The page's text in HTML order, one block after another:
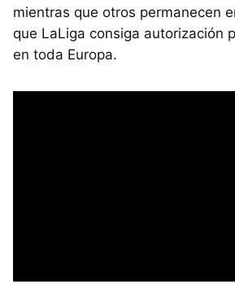
mientras que otros permanecen
que LaLiga consiga autorización
en toda Europa.